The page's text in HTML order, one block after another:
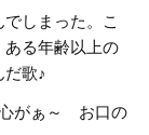
しまった。こ
る年齢以上の
歌♪
がぁ～ お口の